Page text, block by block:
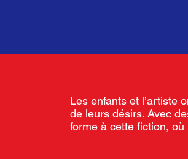
Les enfants et l’artiste
de leurs désirs. Avec
forme à cette fiction,